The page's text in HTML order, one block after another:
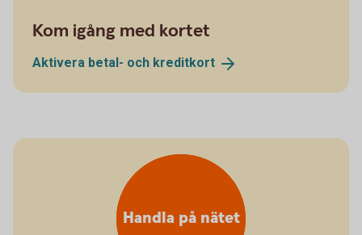
Kom igång med kortet
Aktivera betal- och kreditkort
Handla på nätet